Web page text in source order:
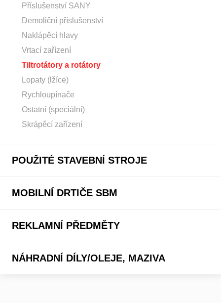
Příslušenství SANY
Demoliční příslušenství
Naklápěcí hlavy
Vrtací zařízení
Tiltrotátory a rotátory
Lopaty (lžíce)
Rychloupínače
Ostatní (speciální)
Skrápěcí zařízení
POUŽITÉ STAVEBNÍ STROJE
MOBILNÍ DRTIČE SBM
REKLAMNÍ PŘEDMĚTY
NÁHRADNÍ DÍLY/OLEJE, MAZIVA